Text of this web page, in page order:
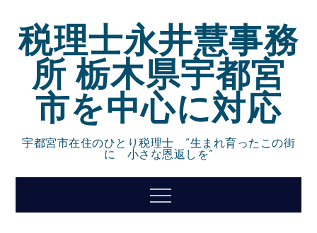
content
税理士永井慧事務
所 栃木県宇都宮
市を中心に対応
宇都宮市在住のひとり税理士 ”生まれ育ったこの街
に 小さな恩返しを”
Menu